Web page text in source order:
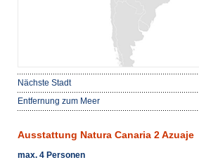
Nächste Stadt
Entfernung zum Meer
Ausstattung Natura Canaria 2 Azuaje
max. 4 Personen